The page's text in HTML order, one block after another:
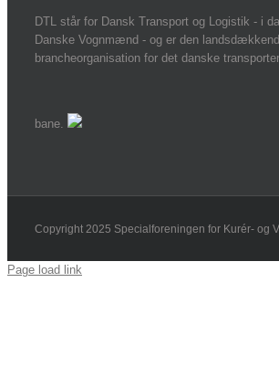
DTL står for Dansk Transport og Logistik - i
Danske Vognmænd - og er den
brancheorganisation for det danske
bane.
Copyright 2025 Specialforeningen for Kurér- og
Page load link